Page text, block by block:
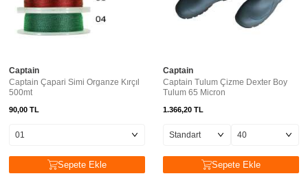
Captain
Captain Çapari Simi Organze Kırçıl
500mt
90,00 TL
Sepete Ekle
Captain
Captain Tulum Çizme Dexter Boy
Tulum 65 Micron
1.366,20 TL
Sepete Ekle